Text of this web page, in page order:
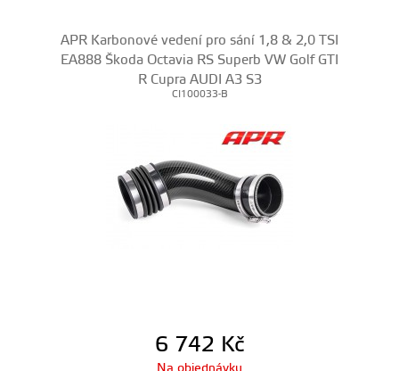
APR Karbonové vedení pro sání 1,8 & 2,0 TSI
EA888 Škoda Octavia RS Superb VW Golf GTI
R Cupra AUDI A3 S3
CI100033-B
6 742 Kč